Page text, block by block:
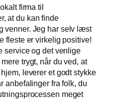
firma til
at du kan finde
venner. Jeg har selv læst
fleste er virkelig positive!
service og det venlige
trygt, når du ved, at
leverer et godt stykke
anbefalinger fra folk, du
meget